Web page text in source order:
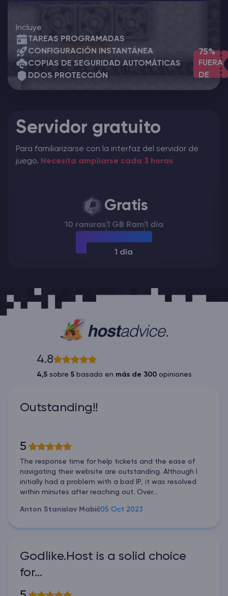
75%
FUERA
DE
Incluye
TAREAS PROGRAMADAS
CONFIGURACIÓN INSTANTÁNEA
COPIAS DE SEGURIDAD AUTOMÁTICAS
DDOS PROTECCIÓN
Servidor gratuito
Para familiarizarse con la interfaz del servidor de
juego. Necesita ampliarse cada 3 horas
Gratis
10 ranuras1 GB Ram1 día
1 día
4.8
4,5sobre 5basado en más de 300opiniones
Outstanding!!
5
The response time for help tickets and the ease of
navigating their website are outstanding. Although I
initially had a problem with a bad IP, it was resolved
within minutes after reaching out. Over...
Anton Stanislav Mabič05 Oct 2023
Godlike.Host is a solid choice
for…